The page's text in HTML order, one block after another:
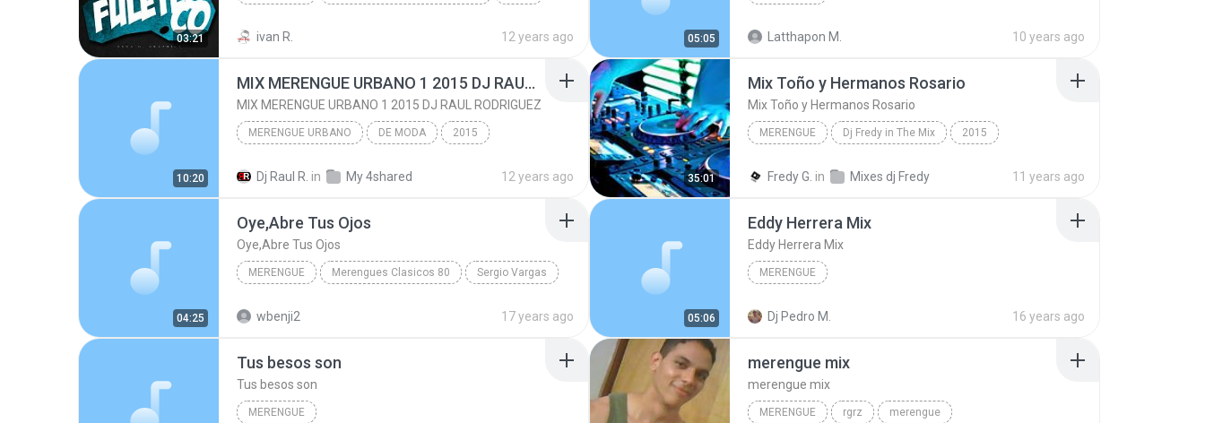
03:21 ivan R. 12 years ago 05:05 Latthapon M. 10 years ago
10:20
MIX MERENGUE URBANO 1 2015 DJ RAUL RODRIGUEZ
MIX MERENGUE URBANO 1 2015 DJ RAUL RODRIGUEZ
MERENGUE URBANO DE MODA 2015
Dj Raul R. in My 4shared 12 years ago 35:01
Mix Toño y Hermanos Rosario
Mix Toño y Hermanos Rosario
MERENGUE Dj Fredy in The Mix 2015
Fredy G. in Mixes dj Fredy 11 years ago
04:25
Oye,Abre Tus Ojos
Oye,Abre Tus Ojos
MERENGUE Merengues Clasicos 80 Sergio Vargas
wbenji2 17 years ago 05:06
Eddy Herrera Mix
Eddy Herrera Mix
MERENGUE
Dj Pedro M. 16 years ago
Tus besos son
Tus besos son
MERENGUE
merengue mix
merengue mix
MERENGUE rgrz merengue